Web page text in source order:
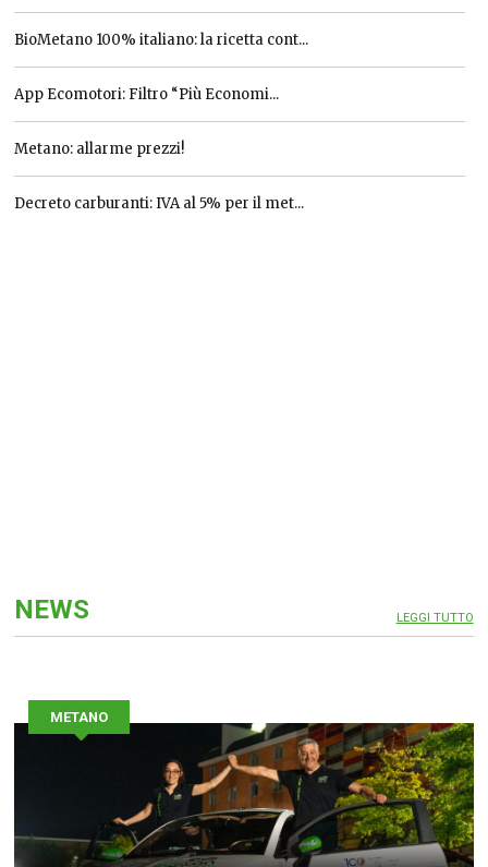
BioMetano 100% italiano: la ricetta cont...
App Ecomotori: Filtro “Più Economi...
Metano: allarme prezzi!
Decreto carburanti: IVA al 5% per il met...
NEWS LEGGI TUTTO
METANO